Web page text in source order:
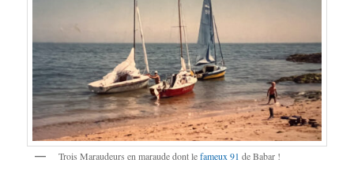
Trois Maraudeurs en maraude dont lefameux 91de Babar !